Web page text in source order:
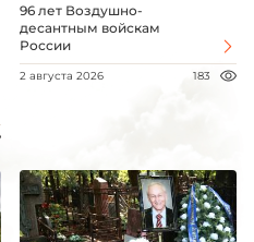
96 лет Воздушно-
десантным войскам
России
2 августа 2026 183